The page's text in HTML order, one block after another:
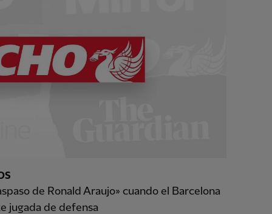
de Ronald Araujo» cuando el Barcelona
jugada de defensa